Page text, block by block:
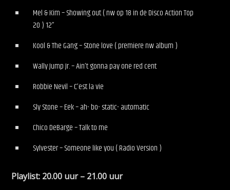
Mel & Kim – Showing out ( nw op 18 in de Disco Action Top
20 ) 12”
Kool & The Gang – Stone love ( premiere nw album )
Wally Jump Jr. – Ain’t gonna pay one red cent
Robbie Nevil – C’est la vie
Sly Stone – Eek – ah- bo- static- automatic
Chico DeBarge – Talk to me
Sylvester – Someone like you ( Radio Version )
Playlist: 20.00 uur – 21.00 uur